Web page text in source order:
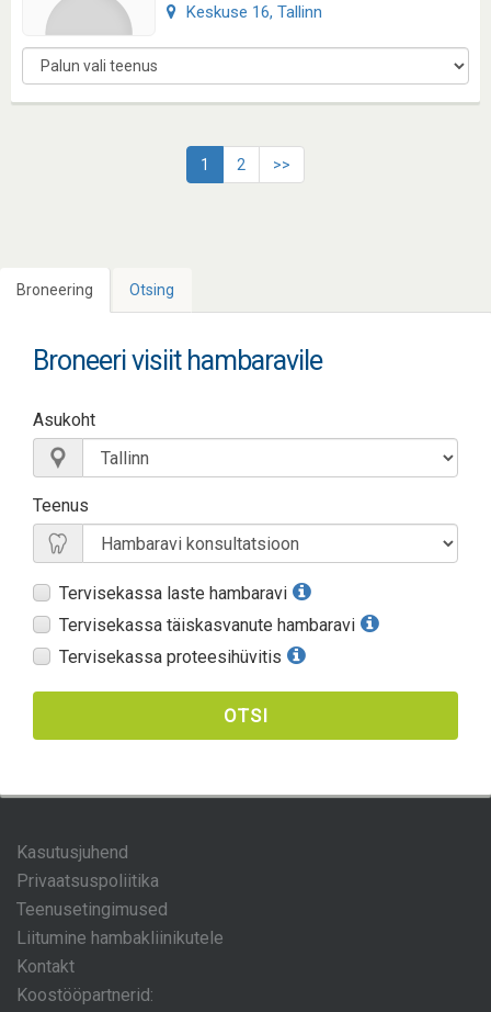
Keskuse 16, Tallinn
1 2 >>
Broneering Otsing
Broneeri visiit hambaravile
Asukoht
Teenus
Tervisekassa laste hambaravi
Tervisekassa täiskasvanute hambaravi
Tervisekassa proteesihüvitis
OTSI
Kasutusjuhend
Privaatsuspoliitika
Teenusetingimused
Liitumine hambakliinikutele
Kontakt
Koostööpartnerid: